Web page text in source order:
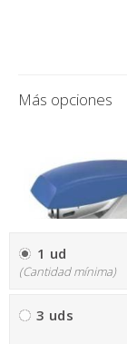
Más opciones
1 ud
(Cantidad mínima)
3 uds